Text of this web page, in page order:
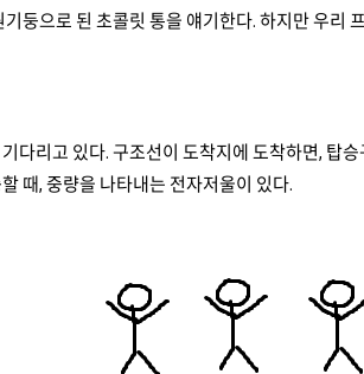
둥으로 된 초콜릿 통을 얘기한다. 하지만 우리
다리고 있다. 구조선이 도착지에 도착하면, 탑
때, 중량을 나타내는 전자저울이 있다.